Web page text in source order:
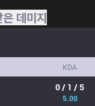
은 데미지
KDA
0 / 1 / 5
5.00